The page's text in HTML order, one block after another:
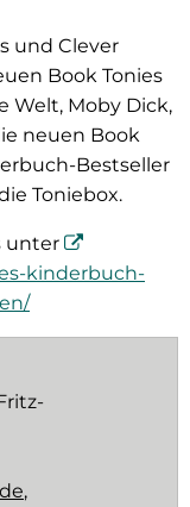
und Clever
Book Tonies
Welt, Moby Dick,
neuen Book
Bestseller
Toniebox.
unter
kinderbuch-
,